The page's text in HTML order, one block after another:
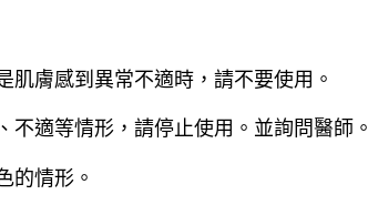
膚感到異常不適時，請不要使用。
適等情形，請停止使用。並詢問醫師。
的情形。